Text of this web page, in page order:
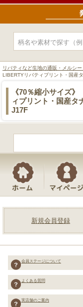
リバティなど生地の通販・メルシー
LIBERTYリバティプリント・国産
《70％縮小サイズ
ィプリント・国産タ
J17F
新規会員登録
会員ステージについて
よくある質問
実店舗のご案内